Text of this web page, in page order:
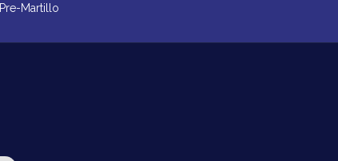
Pre-Martillo